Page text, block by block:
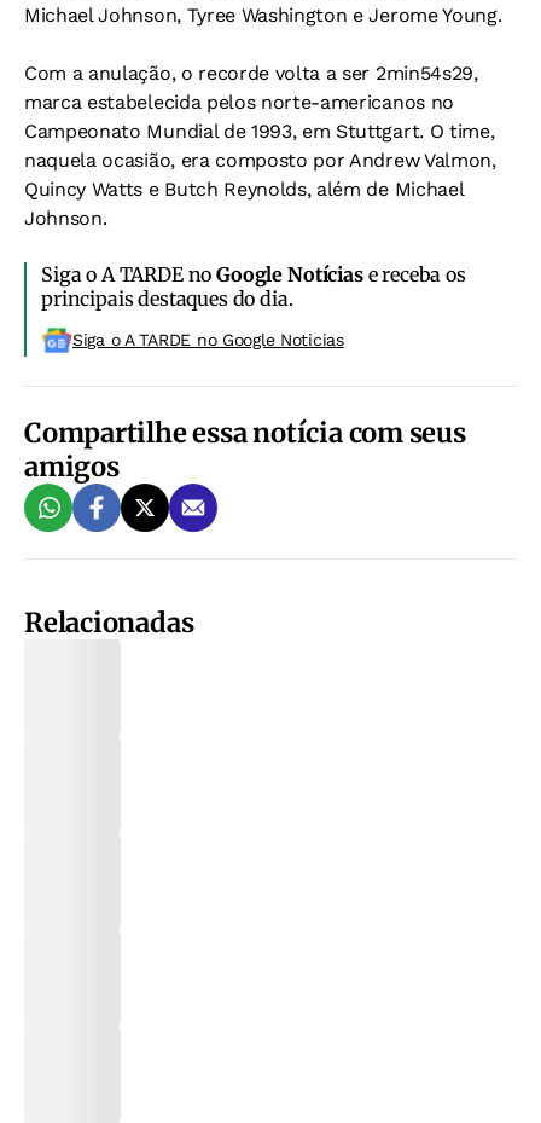
Michael Johnson, Tyree Washington e Jerome Young.
Com a anulação, o recorde volta a ser 2min54s29,
marca estabelecida pelos norte-americanos no
Campeonato Mundial de 1993, em Stuttgart. O time,
naquela ocasião, era composto por Andrew Valmon,
Quincy Watts e Butch Reynolds, além de Michael
Johnson.
Siga o A TARDE noGoogle Notíciase receba os
principais destaques do dia.
Siga o A TARDE no Google Noticias
Compartilhe essa notícia com seus
amigos
Relacionadas